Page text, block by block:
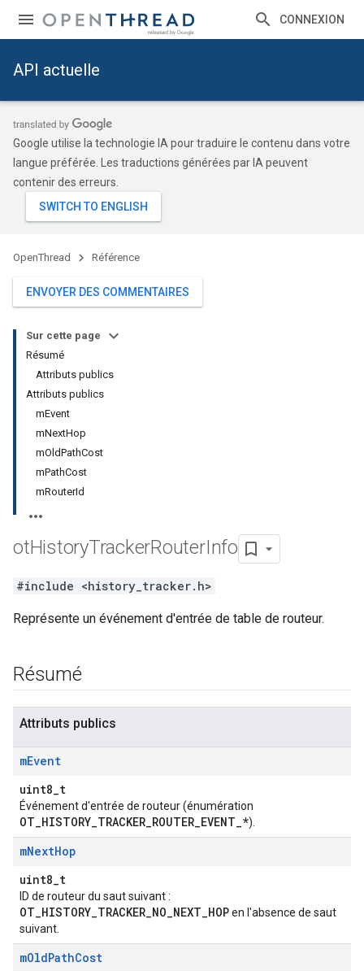
CONNEXION
API actuelle
Google utilise la technologie IA pour traduire le contenu dans votre
langue préférée. Les traductions générées par IA peuvent
contenir des erreurs.
OpenThread Référence
ENVOYER DES COMMENTAIRES
Sur cette page
Résumé
Attributs publics
Attributs publics
mEvent
mNextHop
mOldPathCost
mPathCost
mRouterId
otHistoryTrackerRouterInfo
#include <history_tracker.h>
Représente un événement d'entrée de table de routeur.
Résumé
Attributs publics
mEvent
uint8_t
Événement d'entrée de routeur (énumération
OT_HISTORY_TRACKER_ROUTER_EVENT_*).
mNextHop
uint8_t
ID de routeur du saut suivant :
OT_HISTORY_TRACKER_NO_NEXT_HOPen l'absence de saut
suivant.
mOldPathCost